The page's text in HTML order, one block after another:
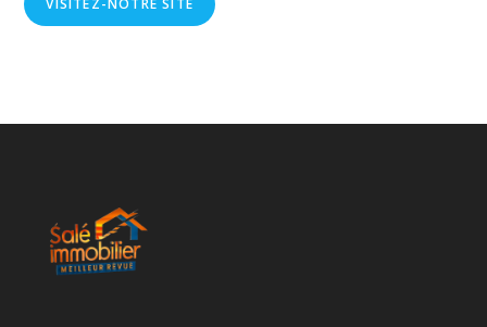
VISITEZ-NOTRE SITE